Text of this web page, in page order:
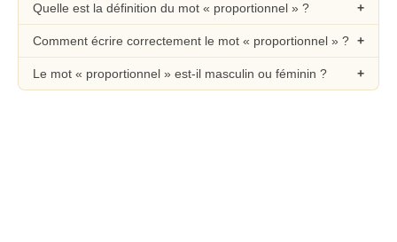
Quelle est la définition du mot « proportionnel » ?
Comment écrire correctement le mot « proportionnel » ?
Le mot « proportionnel » est-il masculin ou féminin ?